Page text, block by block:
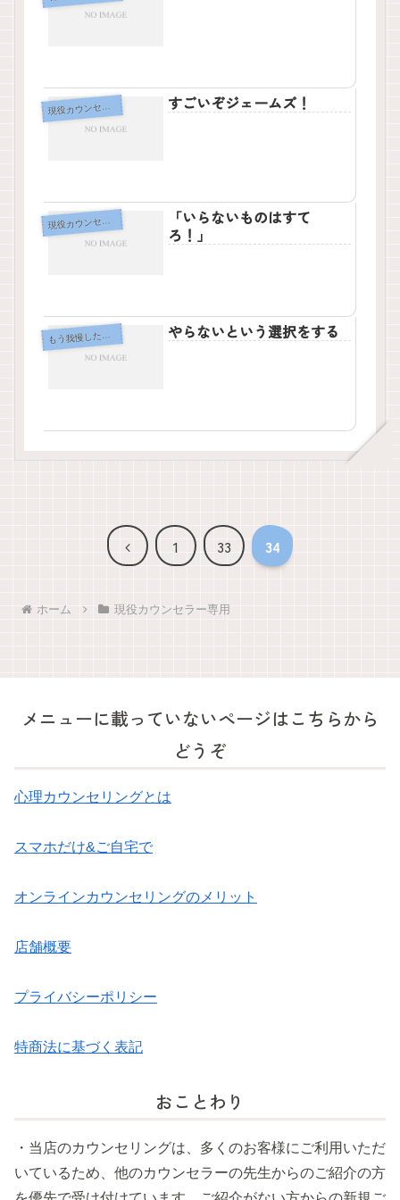
現役カウンセラー専用 すごいぞジェームズ！
現役カウンセラー専用
「いらないものはすて
ろ！」
も
う我慢したくない やらないという選択をする
前
1 33 34
ホーム 現役カウンセラー専用
メニューに載っていないページはこちらから
どうぞ
心理カウンセリングとは
スマホだけ&ご自宅で
オンラインカウンセリングのメリット
店舗概要
プライバシーポリシー
特商法に基づく表記
おことわり
・当店のカウンセリングは、多くのお客様にご利用いただ
いているため、他のカウンセラーの先生からのご紹介の方